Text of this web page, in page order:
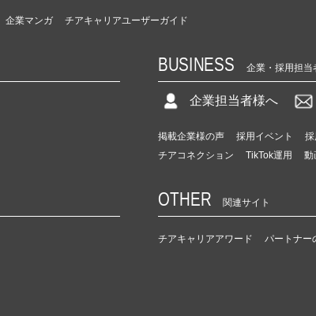
企業マンガ チアキャリアユーザーガイド
BUSINESS 企業・採用担当
企業担当者様へ
掲載企業様の声 採用イベント
チアコネクション
TikTok運用 動
OTHER 関連サイト
チアキャリアアワード パートナー